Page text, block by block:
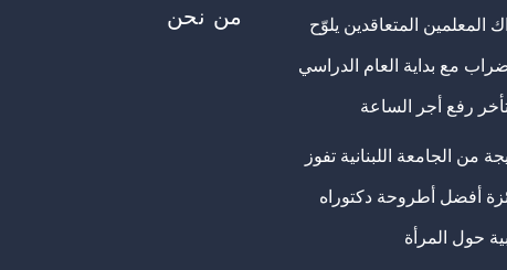
المعلمين المتعاقدين يلوّح
مع بداية العام الدراسي
تأخر رفع أجر الساعة
من الجامعة اللبنانية تفوز
أفضل أطروحة دكتوراه
حول المرأة
من نحن